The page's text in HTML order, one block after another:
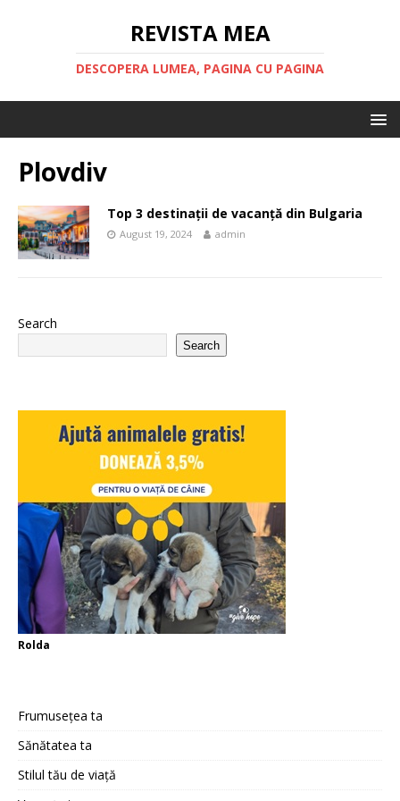
REVISTA MEA
DESCOPERA LUMEA, PAGINA CU PAGINA
Plovdiv
Top 3 destinații de vacanță din Bulgaria
August 19, 2024 admin
Search
Search
Rolda
Frumusețea ta
Sănătatea ta
Stilul tău de viață